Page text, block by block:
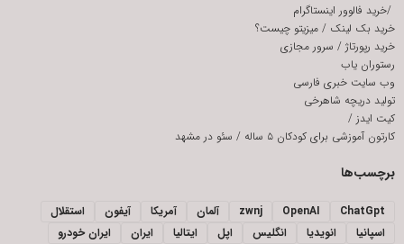
/خرید فالوور اینستاگرام
خرید بک لینک / میزیتو چیست؟
خرید رپورتاژ / سرور مجازی
رستوران یاب
وب سایت خبری فارسی
تولید دریچه شاهرخی
کیت ایدز /
کارتون آموزشی برای کودکان ۵ ساله
/ سئو در مشهد
برچسب‌ها
ChatGpt
OpenAI
zwnj آلمان آمریکا آیفون
استقلال
اسپانیا
انویدیا انگلیس اپل ایتالیا ایران
ایران خودرو